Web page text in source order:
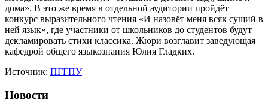
дома». В это же время в отдельной аудитории пройдёт
конкурс выразительного чтения «И назовёт меня всяк сущий в
ней язык», где участники от школьников до студентов будут
декламировать стихи классика. Жюри возглавит заведующая
кафедрой общего языкознания Юлия Гладких.
Источник: ПГГПУ
Новости